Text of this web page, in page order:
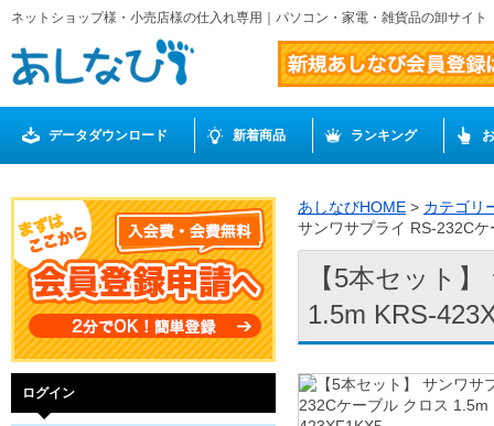
ネットショップ様・小売店様の仕入れ専用｜パソコン・家電・雑貨品の卸サイ
データダウンロード 新着商品 ランキング
ログイン
あしなびHOME > カテゴリ
サンワサプライ RS-232C
【5本セット
1.5m KRS-